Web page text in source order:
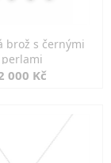
brož s černými
perlami
000 Kč